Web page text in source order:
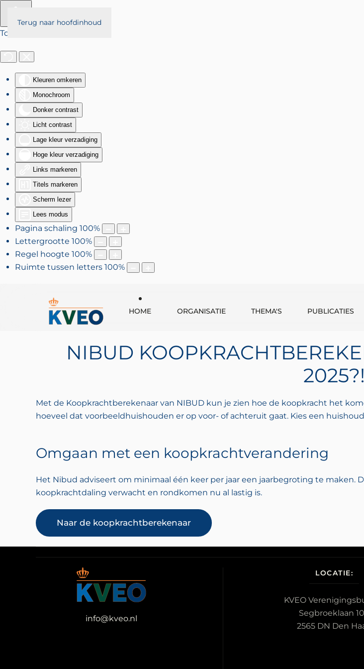
Toegankelijkheid
Kleuren omkeren
Monochroom
Donker contrast
Licht contrast
Lage kleur verzadiging
Hoge kleur verzadiging
Links markeren
Titels markeren
Scherm lezer
Lees modus
Pagina schaling 100%
Lettergrootte 100%
Regel hoogte 100%
Ruimte tussen letters 100%
Terug naar hoofdinhoud
HOME ORGANISATIE THEMA'S PUBLICATIES
NIBUD
2025?!
Met de Koopkrachtberekenaar van NIBUD kun je zien hoe de koopkracht het
hoeveel dat voorbeeldhuishouden er op voor- of achteruit gaat. Kies een
Omgaan met een koopkrachtverandering
Het Nibud adviseert om minimaal één keer per jaar een jaarbegroting te maken.
koopkrachtdaling verwacht en rondkomen nu al lastig is.
Naar de koopkrachtberekenaar
info@kveo.nl
LOCATIE:
KVEO
Segbroeklaan
2565 DN Den